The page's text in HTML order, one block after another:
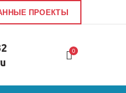
ПРОЕКТЫ
0